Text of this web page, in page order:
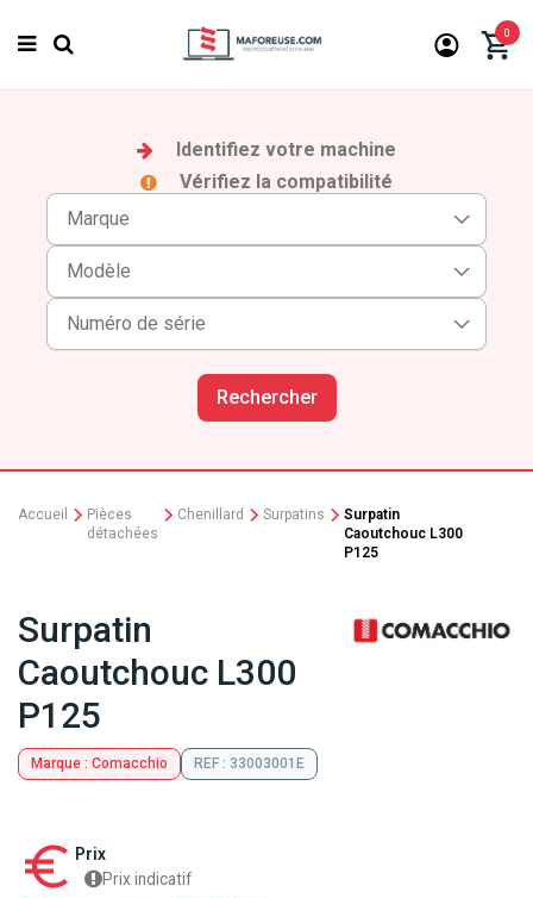
0
Identifiez votre machine
Vérifiez la compatibilité
Rechercher
Accueil
Pièces
détachées
Chenillard Surpatins
Surpatin
Caoutchouc L300
P125
Surpatin
Caoutchouc L300
P125
Marque : Comacchio REF : 33003001E
Prix
Prix indicatif